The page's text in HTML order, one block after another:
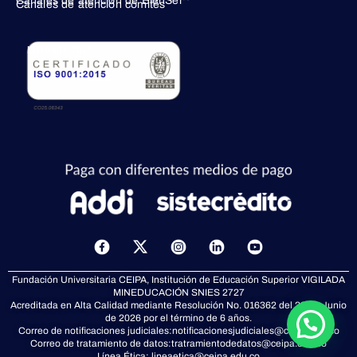
Canales de atención comités
ISO 9001:2015
X
-
t
w
i
t
t
e
Fundación Universitaria CEIPA, Institución de Educación Superior VIGILADA
MINEDUCACIÓN SNIES 2727
Acreditada en Alta Calidad mediante Resolución No. 016362 del 23 de Junio
de 2026 por el término de 6 años.
Correo de notificaciones judiciales:notificacionesjudiciales@ceipa.edu.co
Correo de tratamiento de datos:tratramientodedatos@ceipa.edu.co